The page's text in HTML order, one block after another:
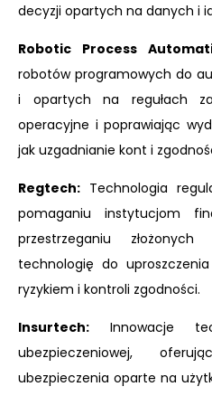
decyzji opartych na danych i
Robotic Process
robotów programowych do
i opartych na regułach
operacyjne i poprawiając
jak uzgadnianie kont i
Regtech: Technologia
pomaganiu instytucjom
przestrzeganiu złożonych
technologię do
ryzykiem i kontroli zgodności.
Insurtech: Innowacje
ubezpieczeniowej,
ubezpieczenia oparte na